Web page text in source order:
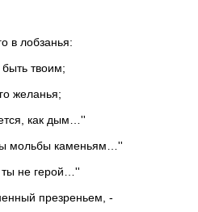
в лобзанья:
быть твоим;
желанья;
как дым…''
мольбы каменьям…''
ты не герой…''
презреньем, -